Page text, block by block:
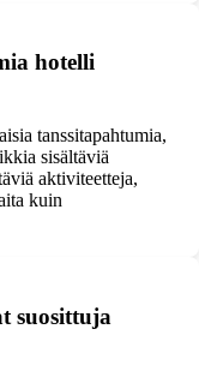
hotelli
tanssitapahtumia,
sisältäviä
aktiviteetteja,
kuin
suosittuja